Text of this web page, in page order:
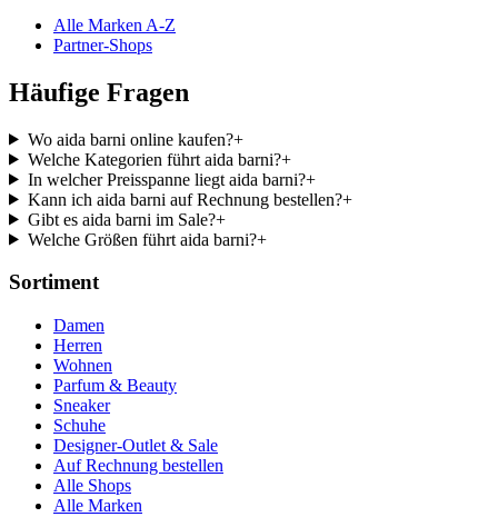
Alle Marken A-Z
Partner-Shops
Häufige Fragen
Wo aida barni online kaufen?+
Welche Kategorien führt aida barni?+
In welcher Preisspanne liegt aida barni?+
Kann ich aida barni auf Rechnung bestellen?+
Gibt es aida barni im Sale?+
Welche Größen führt aida barni?+
Sortiment
Damen
Herren
Wohnen
Parfum & Beauty
Sneaker
Schuhe
Designer-Outlet & Sale
Auf Rechnung bestellen
Alle Shops
Alle Marken